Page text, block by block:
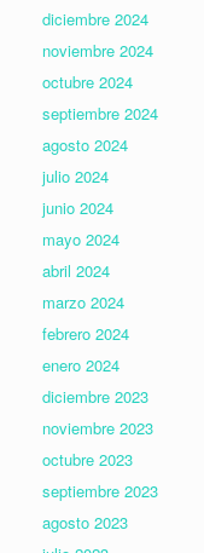
diciembre 2024
noviembre 2024
octubre 2024
septiembre 2024
agosto 2024
julio 2024
junio 2024
mayo 2024
abril 2024
marzo 2024
febrero 2024
enero 2024
diciembre 2023
noviembre 2023
octubre 2023
septiembre 2023
agosto 2023